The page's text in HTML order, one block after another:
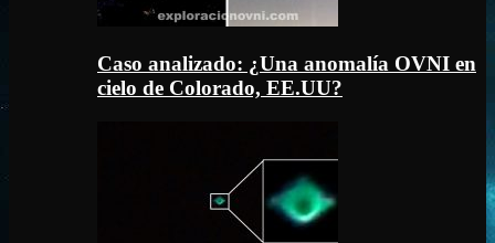
Caso analizado: ¿Una anomalía OVNI en
cielo de Colorado, EE.UU?